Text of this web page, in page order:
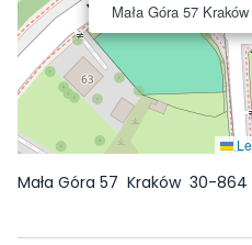
Mała Góra 57 Kraków
Mała Góra 57 Kraków 30-864